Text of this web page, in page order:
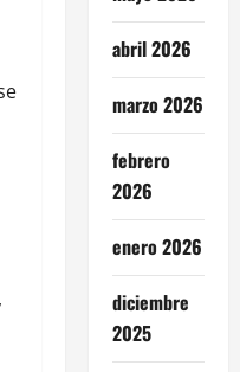
abril 2026
marzo 2026
febrero
2026
enero 2026
diciembre
2025